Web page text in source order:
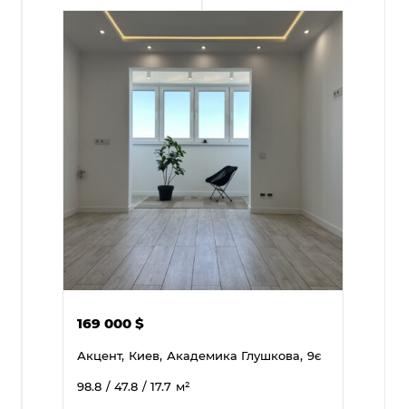
169 000$
Акцент, Киев, Академика Глушкова, 9є
98.8 / 47.8 / 17.7 м²